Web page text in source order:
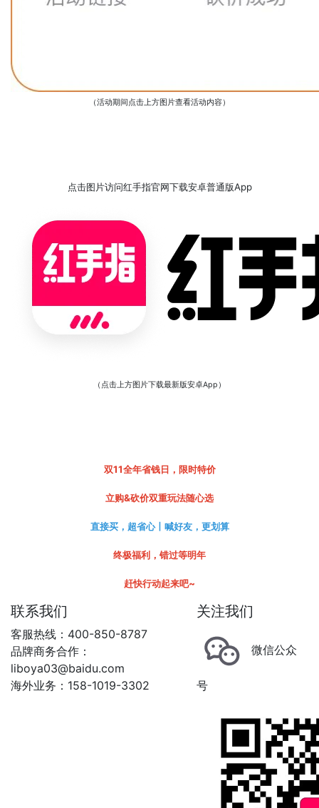
（活动期间点击上方图片查看活动内容）
点击图片访问红手指官网下载安卓普通版App
（点击上方图片下载最新版安卓App）
双11全年省钱日，限时特价
立购&砍价双重玩法随心选
直接买，超省心丨喊好友，更划算
终极福利，错过等明年
赶快行动起来吧~
联系我们
客服热线：400-850-8787
品牌商务合作：
liboya03@baidu.com
海外业务：158-1019-3302
关注我们
微信公众
号